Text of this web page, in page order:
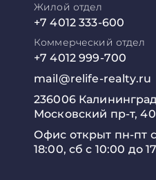
Жилой отдел
+7 4012 333-600
Коммерческий отдел
+7 4012 999-700
mail@relife-realty.ru
236006
Московский пр-т,
Офис открыт пн-пт
18:00, сб с 10:00 до